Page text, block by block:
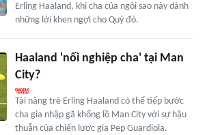
Erling Haaland, khi cha của ngôi sao này dành
những lời khen ngợi cho Quỷ đỏ.
Haaland 'nối nghiệp cha' tại Man
City?
Tài năng trẻ Erling Haaland có thể tiếp bước
cha gia nhập gã khổng lồ Man City với sự hậu
thuẫn của chiến lược gia Pep Guardiola.